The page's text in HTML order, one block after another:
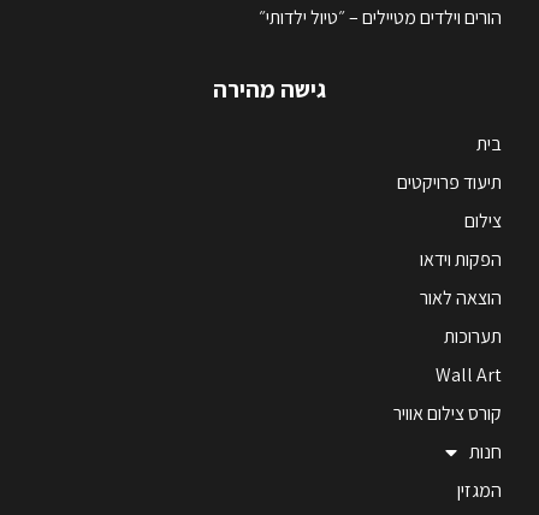
הורים וילדים מטיילים – ״טיול ילדותי״
גישה מהירה
בית
תיעוד פרויקטים
צילום
הפקות וידאו
הוצאה לאור
תערוכות
Wall Art
קורס צילום אוויר
חנות
המגזין